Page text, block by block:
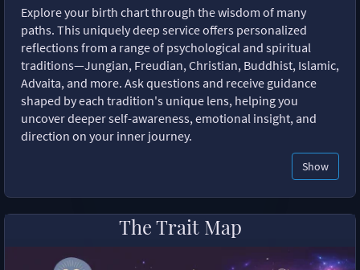
Explore your birth chart through the wisdom of many
paths. This uniquely deep service offers personalized
reflections from a range of psychological and spiritual
traditions—Jungian, Freudian, Christian, Buddhist, Islamic,
Advaita, and more. Ask questions and receive guidance
shaped by each tradition's unique lens, helping you
uncover deeper self-awareness, emotional insight, and
direction on your inner journey.
Show
The Trait Map